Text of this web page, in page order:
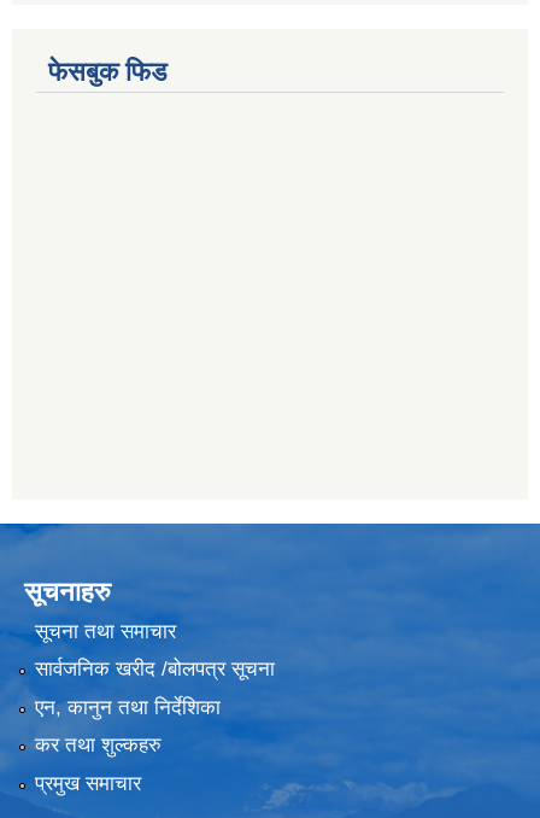
फेसबुक फिड
सूचनाहरु
सूचना तथा समाचार
सार्वजनिक खरीद /बोलपत्र सूचना
एन, कानुन तथा निर्देशिका
कर तथा शुल्कहरु
प्रमुख समाचार